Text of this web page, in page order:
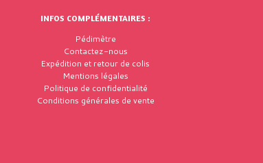
INFOS COMPLÉMENTAIRES :
Pédimètre
Contactez-nous
Expédition et retour de colis
Mentions légales
Politique de confidentialité
Conditions générales de vente